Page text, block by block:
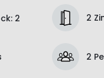
: 2 2
2